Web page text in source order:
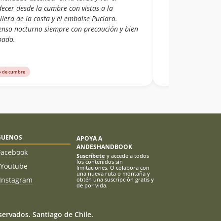
desde la cumbre con vistas a la
de la costa y el embalse Puclaro.
nocturno siempre con precaución y bien
de cumbre
Youtube
Instagram
APOYA A
ANDESHANDBOOK
Suscríbete y accede a todos
los contenidos sin
limitaciones. O colabora con
una nueva ruta o montaña y
obtén una suscripción gratis y
de por vida.
Santiago de Chile.